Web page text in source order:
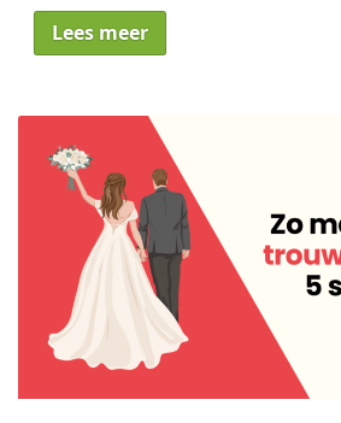
Lees meer